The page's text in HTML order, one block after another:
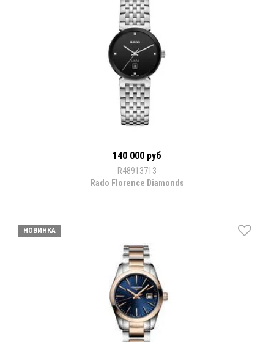
140 000 руб
R48913713
Rado Florence Diamonds
НОВИНКА